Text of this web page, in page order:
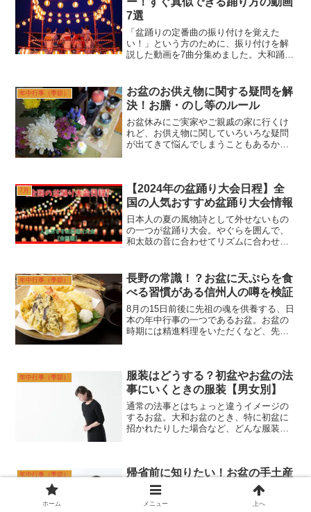
7選
「盆踊りの定番曲の振り付けを覚えた
い！」という方のために、振り付けを解
説した動画を7曲分集めました。大和踊り
踊り方が簡単に覚えられる動画を7曲ピッ
クアップしてご紹介し...
年中行事（季節）
お盆のお供え物に関する疑問を解
決！お膳・のし等のルール
お盆休みにご実家やご親戚の家に行くけ
れど、お供え物に関していろいろな疑問
が出てきて悩んでしまうこともあるかと
と一言で言っても実は様々...
7月
【2024年の盆踊り大会日程】全
国の人気おすすめ盆踊り大会情報
日本人の夏の風物詩として外せないもの
の一つが盆踊り大会。やぐらを囲んで、
和太鼓の音に合わせてリズムに合わせて
はたくさんの盆踊り大会が開催されてい
ます。そして今年開催予定...
年中行事（季節）
長野の常識！？お盆に天ぷらを食
べる習慣がある信州人の噂を検証
8月の15日前後に先祖の魂を供養する、日
本の年中行事の一つであるお盆。お盆の
時期には精進料理をいただくなど、先祖
かも地域によって差があ...
年中行事（季節）
服装はどうする？初盆やお盆の法
事にいくときの服装【男女別】
通常の法事とはちょっと違うイメージの
するお盆。大和お盆のとき、特に初盆に
招かれたりした場合など、どんな服装で
きていくべきなのかさらに...
年中行事（季節）
帰省前に知りたい！お盆の手土産
とお供え物の基礎知識・常識・マ
ナー
ホーム メニュー 上へ